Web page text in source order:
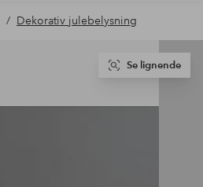
produkter
Dekorativ julebelysning
Se lignende